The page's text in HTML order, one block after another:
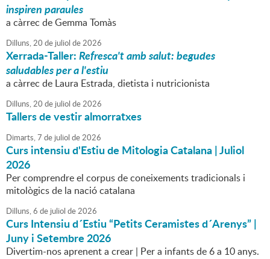
inspiren paraules
a càrrec de Gemma Tomàs
Dilluns,20 de juliol de2026
Xerrada-Taller:Refresca't amb salut: begudes
saludables per a l'estiu
a càrrec de Laura Estrada, dietista i nutricionista
Dilluns,20 de juliol de2026
Tallers de vestir almorratxes
Dimarts,7 de juliol de2026
Curs intensiu d'Estiu de Mitologia Catalana | Juliol
2026
Per comprendre el corpus de coneixements tradicionals i
mitològics de la nació catalana
Dilluns,6 de juliol de2026
Curs Intensiu d´Estiu “Petits Ceramistes d´Arenys” |
Juny i Setembre 2026
Divertim-nos aprenent a crear | Per a infants de 6 a 10 anys.